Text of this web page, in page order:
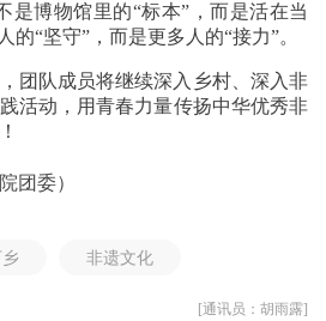
是博物馆里的“标本”，而是活在当
的“坚守”，而是更多人的“接力”。
团队成员将继续深入乡村、深入非
活动，用青春力量传扬中华优秀非
团委）
非遗文化
[通讯员：胡雨露]